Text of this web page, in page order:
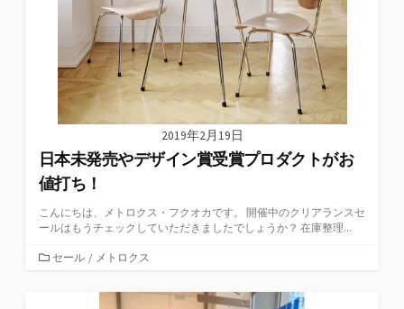
2019年2月19日
日本未発売やデザイン賞受賞プロダクトがお
値打ち！
こんにちは、メトロクス・フクオカです。 開催中のクリアランスセ
ールはもうチェックしていただきましたでしょうか？ 在庫整理...
カセール / メトロクス